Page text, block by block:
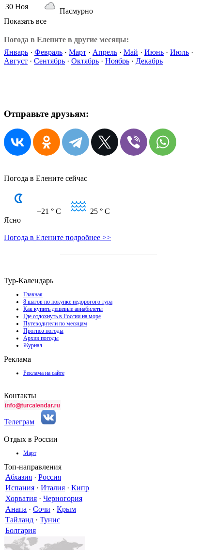
30 Ноя
Пасмурно
Показать все
Погода в Елените в другие месяцы:
Январь · Февраль · Март · Апрель · Май · Июнь · Июль ·
Август · Сентябрь · Октябрь · Ноябрь · Декабрь
Отправьте друзьям:
Погода в Елените сейчас
+21 ° C 25 ° C
Ясно
Погода в Елените подробнее >>
Тур-Календарь
Главная
8 шагов по покупке недорогого тура
Как купить дешевые авиабилеты
Где отдохнуть в России на море
Путеводители по месяцам
Прогноз погоды
Архив погоды
Журнал
Реклама
Реклама на сайте
Контакты
Телеграм
Отдых в России
Март
Топ-направления
Абхазия · Россия
Испания · Италия · Кипр
Хорватия · Черногория
Анапа · Сочи · Крым
Тайланд · Тунис
Болгария